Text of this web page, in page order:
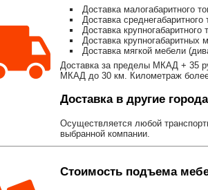
Доставка малогабаритного
Доставка
Доставка
Доставка
Доставка мягкой мебели
Доставка за пределы МКАД + 35
МКАД до 30 км. Километраж более
Доставка в другие
Осуществляется любой
выбранной компании.
Стоимость подъема